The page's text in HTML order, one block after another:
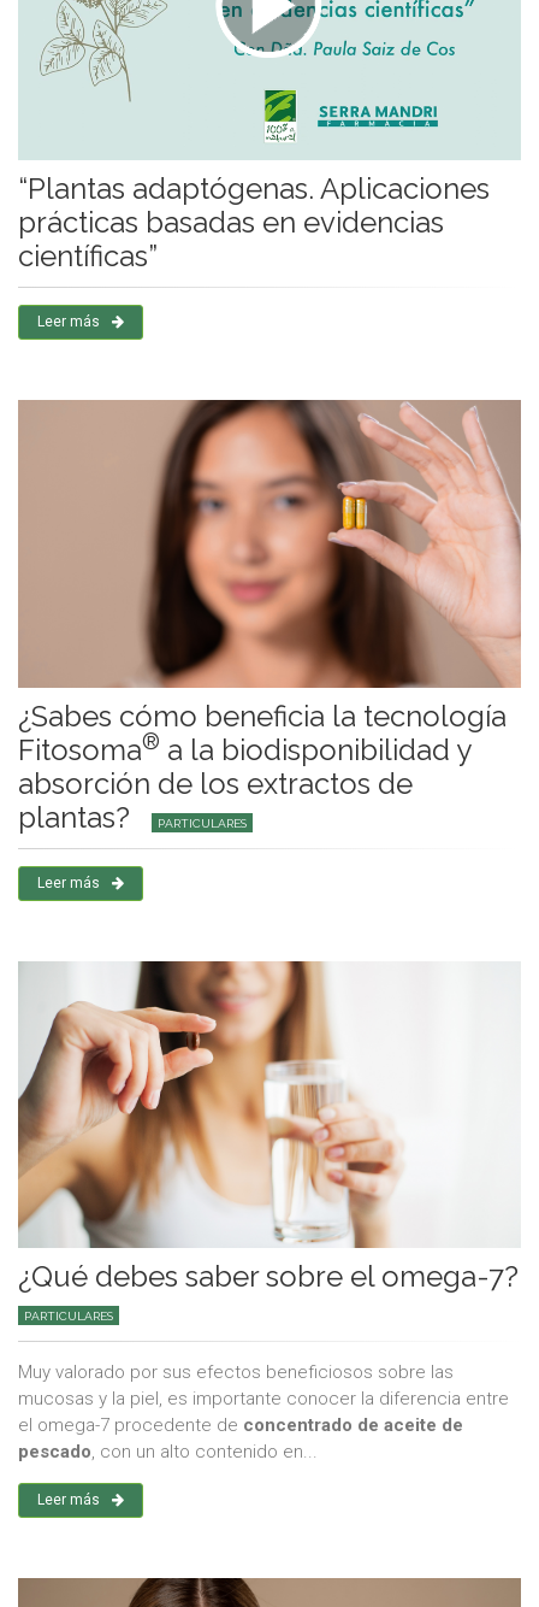
“Plantas adaptógenas. Aplicaciones
prácticas basadas en evidencias
científicas”
Leer más
¿Sabes cómo beneficia la tecnología
Fitosoma® a la biodisponibilidad y
absorción de los extractos de
plantas?
PARTICULARES
Leer más
¿Qué debes saber sobre el omega-7?
PARTICULARES
Muy valorado por sus efectos beneficiosos sobre las
mucosas y la piel, es importante conocer la diferencia entre
el omega-7 procedente de concentrado de aceite de
pescado, con un alto contenido en...
Leer más